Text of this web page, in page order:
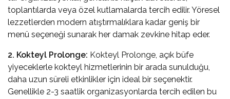
toplantılarda veya özel kutlamalarda tercih edilir. Yöresel
lezzetlerden modern atıştırmalıklara kadar geniş bir
menü seçeneği sunarak her damak zevkine hitap eder.
2. Kokteyl Prolonge: Kokteyl Prolonge, açık büfe
yiyeceklerle kokteyl hizmetlerinin bir arada sunulduğu,
daha uzun süreli etkinlikler için ideal bir seçenektir.
Genellikle 2-3 saatlik organizasyonlarda tercih edilen bu